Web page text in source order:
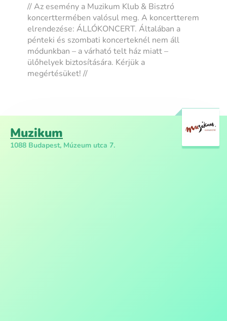
// Az esemény a Muzikum Klub & Bisztró
koncerttermében valósul meg. A koncertterem
elrendezése: ÁLLÓKONCERT. Általában a
pénteki és szombati koncerteknél nem áll
módunkban – a várható telt ház miatt –
ülőhelyek biztosítására. Kérjük a
megértésüket! //
Muzikum
1088 Budapest, Múzeum utca 7.